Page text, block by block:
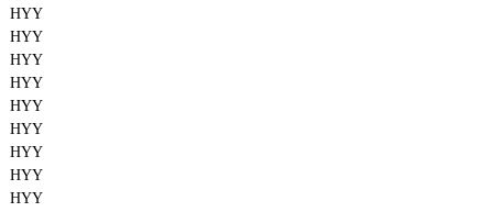
HYY
HYY
HYY
HYY
HYY
HYY
HYY
HYY
HYY